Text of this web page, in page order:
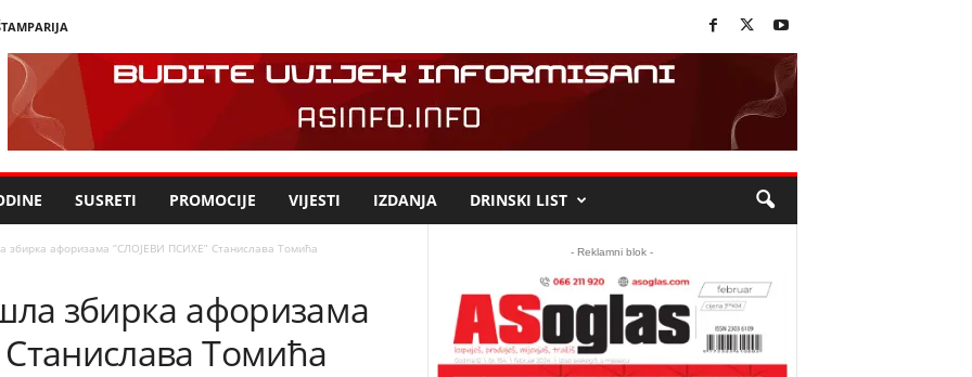
SUSRETI PROMOCIJE VIJESTI IZDANJA DRINSKI LIST
збирка афоризама ”СЛОЈЕВИ ПСИХЕ” Станислава Томића
збирка афоризама
Томића
- Reklamni blok -